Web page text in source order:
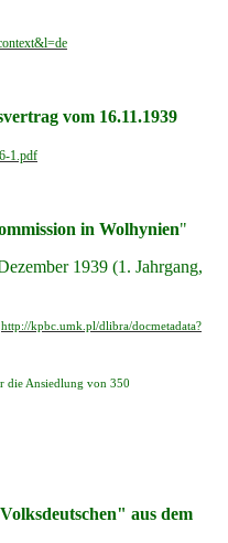
vom 16.11.1939
1.pdf
in Wolhynien"
1939 (1. Jahrgang,
http://kpbc.umk.pl/dlibra/docmetadata?
die Ansiedlung von 350
aus dem